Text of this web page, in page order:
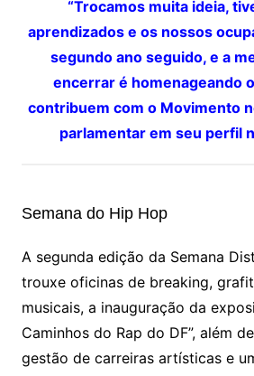
“Trocamos muita ideia,
aprendizados e os nossos
segundo ano seguido, e a
encerrar é homenageando
contribuem com o Movimento
parlamentar em seu perfil
Semana do Hip Hop
A segunda edição da Semana
trouxe oficinas de breaking,
musicais, a inauguração da
Caminhos do Rap do DF”, além
gestão de carreiras artísticas e